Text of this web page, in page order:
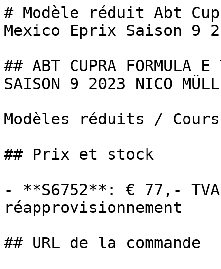
# Modèle réduit Abt
Mexico Eprix Saison 9
## ABT CUPRA FORMULA
SAISON 9 2023 NICO
Modèles réduits /
## Prix et stock
- **S6752**: € 77,-
réapprovisionnement
## URL de la commande